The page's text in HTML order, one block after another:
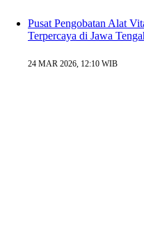
Pusat Pengobatan Alat
Terpercaya di Jawa
24 MAR 2026, 12:10 WIB